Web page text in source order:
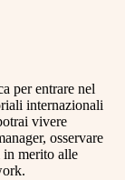
per entrare nel
internazionali
vivere
osservare
merito alle